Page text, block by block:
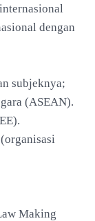
dengan
subjeknya;
(ASEAN).
Making